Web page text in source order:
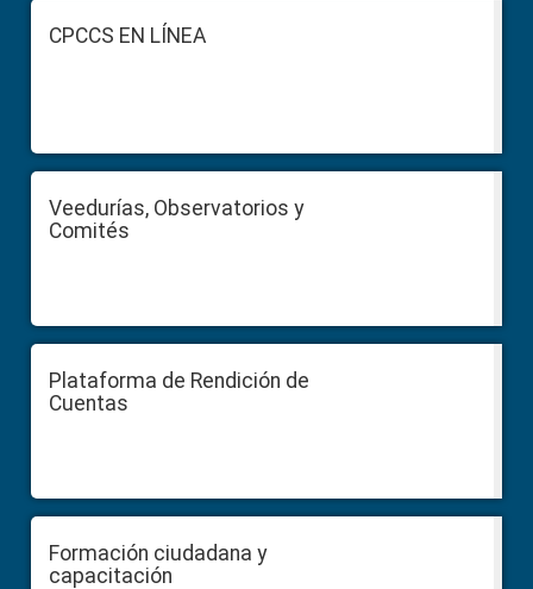
FooterCPCCS EN LÍNEA
Veedurías, Observatorios y
Comités
Plataforma de Rendición de
Cuentas
Formación ciudadana y
capacitación